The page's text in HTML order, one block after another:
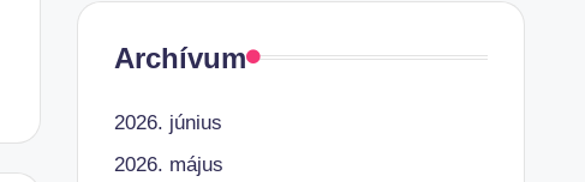
Archívum
2026. június
2026. május